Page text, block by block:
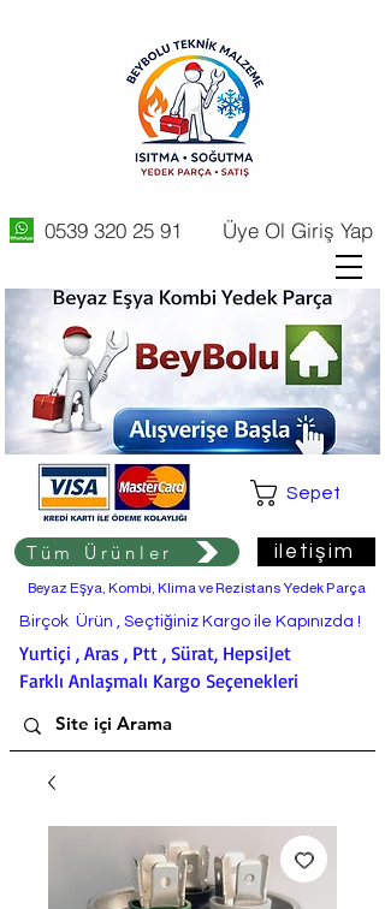
Üye Ol Giriş Yap
0539 320 25 91
Tüm Ürünler
Beyaz Eşya, Kombi, Klima ve Rezistans Yedek Parça
Sepet
iletişim
Birçok Ürün , Seçtiğiniz Kargo ile Kapınızda !
Yurtiçi , Aras , Ptt , Sürat, HepsiJet
Farklı Anlaşmalı Kargo Seçenekleri